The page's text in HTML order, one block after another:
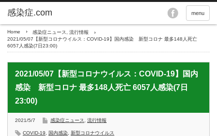
menu
Home 感染症ニュース
流行情報
2021/05/07【新型コロナウイルス：COVID-19】国内感染 新型コロナ 最多148人死亡
6057人感染(7日23:00)
2021/05/07【新型コロナウイルス：COVID-19】国内
感染 新型コロナ 最多148人死亡 6057人感染(7日
23:00)
2021/5/7 感染症ニュース 流行情報
COVID-19 国内感染 新型コロナウイルス